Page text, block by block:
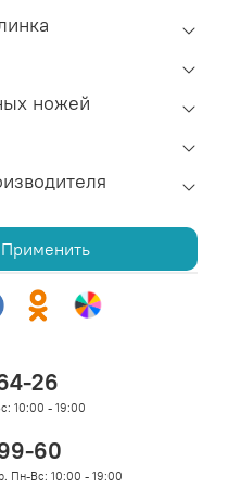
ножей
Применить
26
10:00 - 19:00
60
Пн-Вс: 10:00 - 19:00